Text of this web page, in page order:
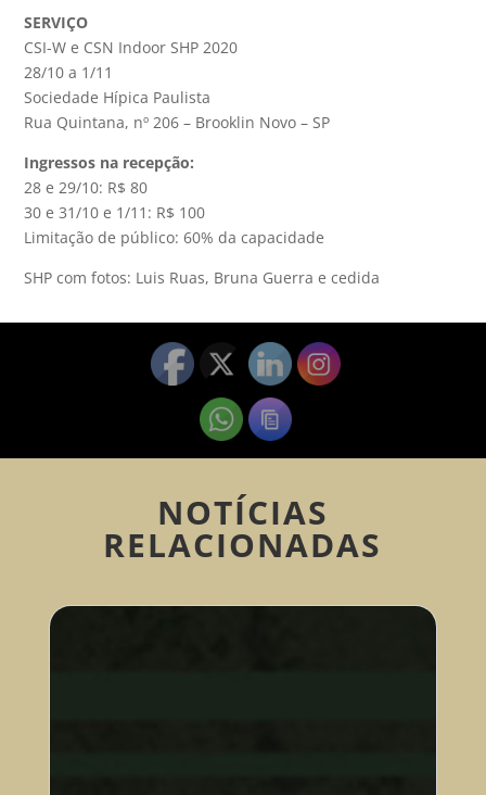
SERVIÇO
CSI-W e CSN Indoor SHP 2020
28/10 a 1/11
Sociedade Hípica Paulista
Rua Quintana, nº 206 – Brooklin Novo – SP
Ingressos na recepção:
28 e 29/10: R$ 80
30 e 31/10 e 1/11: R$ 100
Limitação de público: 60% da capacidade
SHP com fotos: Luis Ruas, Bruna Guerra e cedida
NOTÍCIAS
RELACIONADAS